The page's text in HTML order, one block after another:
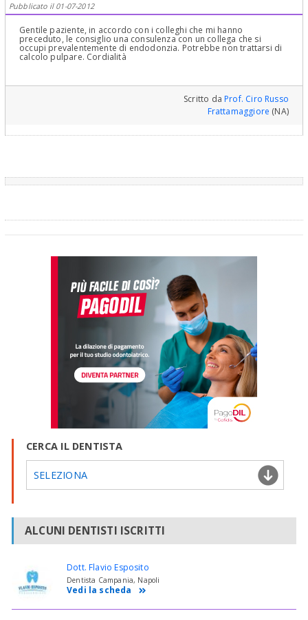
Pubblicato il 01-07-2012
Gentile paziente, in accordo con i colleghi che mi hanno
preceduto, le consiglio una consulenza con un collega che si
occupi prevalentemente di endodonzia. Potrebbe non trattarsi di
calcolo pulpare. Cordialità
Scritto daProf. Ciro Russo
Frattamaggiore (NA)
CERCA IL DENTISTA
SELEZIONA
ALCUNI DENTISTI ISCRITTI
Dott. Flavio Esposito
Dentista Campania, Napoli
Vedi la scheda